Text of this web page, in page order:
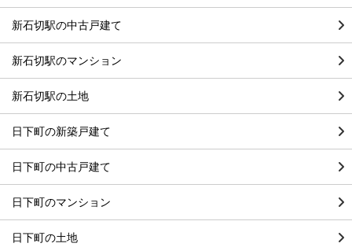
新石切駅の中古戸建て
新石切駅のマンション
新石切駅の土地
日下町の新築戸建て
日下町の中古戸建て
日下町のマンション
日下町の土地